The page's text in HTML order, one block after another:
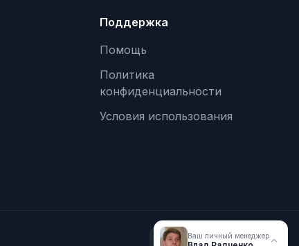
Поддержка
Помощь
Политика
конфиденциальности
Условия использования
Ваш личный менеджер